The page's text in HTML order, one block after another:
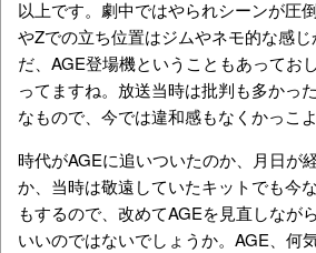
以上です。劇中ではやられシーンが圧
やZでの立ち位置はジムやネモ的な感
だ、AGE登場機ということもあってお
ってますね。放送当時は批判も多かっ
なもので、今では違和感もなくかっこ
時代がAGEに追いついたのか、月日が
か、当時は敬遠していたキットでも今
もするので、改めてAGEを見直しなが
いいのではないでしょうか。AGE、何